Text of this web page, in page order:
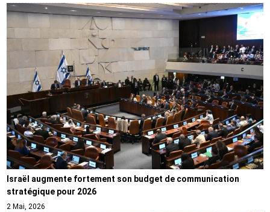
Israël augmente fortement son budget de communication
stratégique pour 2026
2 Mai, 2026